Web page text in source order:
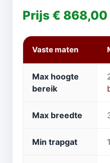
Prijs € 868,00
Vaste maten
Max hoogte
bereik
Max breedte
Min trapgat